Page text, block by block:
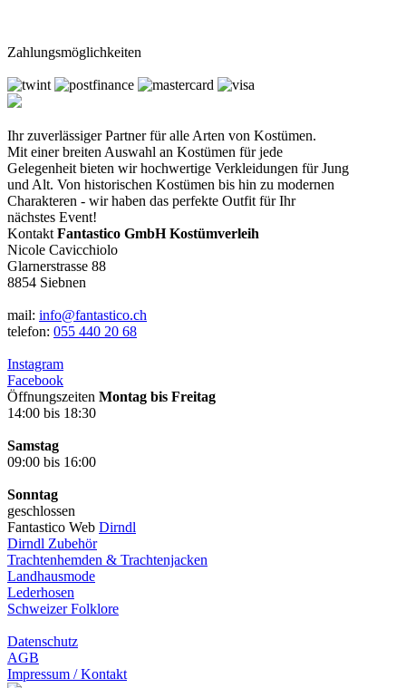
Zahlungsmöglichkeiten
Ihr zuverlässiger Partner für alle Arten von Kostümen.
Mit einer breiten Auswahl an Kostümen für jede
Gelegenheit bieten wir hochwertige Verkleidungen für Jung
und Alt. Von historischen Kostümen bis hin zu modernen
Charakteren - wir haben das perfekte Outfit für Ihr
nächstes Event!
Kontakt Fantastico GmbH Kostümverleih
Nicole Cavicchiolo
Glarnerstrasse 88
8854 Siebnen
mail: info@fantastico.ch
telefon: 055 440 20 68
Instagram
Facebook
Öffnungszeiten Montag bis Freitag
14:00 bis 18:30
Samstag
09:00 bis 16:00
Sonntag
geschlossen
Fantastico Web Dirndl
Dirndl Zubehör
Trachtenhemden & Trachtenjacken
Landhausmode
Lederhosen
Schweizer Folklore
Datenschutz
AGB
Impressum / Kontakt